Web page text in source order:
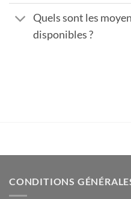
Quels sont les
disponibles ?
CONDITIONS